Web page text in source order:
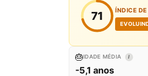
71 ÍNDICE
🎂IDADE MÉDIA I
-5,1 anos